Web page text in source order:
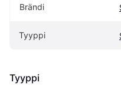
Brändi
Tyyppi
Tyyppi